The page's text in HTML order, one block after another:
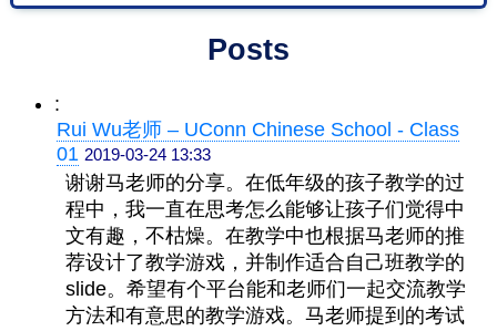
Posts
:
Rui Wu老师 – UConn Chinese School - Class
01 2019-03-24 13:33
谢谢马老师的分享。在低年级的孩子教学的过
程中，我一直在思考怎么能够让孩子们觉得中
文有趣，不枯燥。在教学中也根据马老师的推
荐设计了教学游戏，并制作适合自己班教学的
slide。希望有个平台能和老师们一起交流教学
方法和有意思的教学游戏。马老师提到的考试